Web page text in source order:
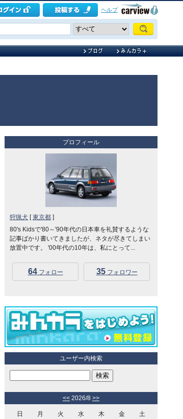
ヘルプ
プロフィール
狩猟犬 [東京都 ]
80's Kidsで'80～'90年代の日本車を礼賛するような
記事ばかり書いてきましたが、ネタが尽きてしまい
放置中です。 '00年代の10年は、私にとって...
64フォロー 35フォロワー
ユーザー内検索
<< 2026/8 >>
日 月 火 水 木 金
土